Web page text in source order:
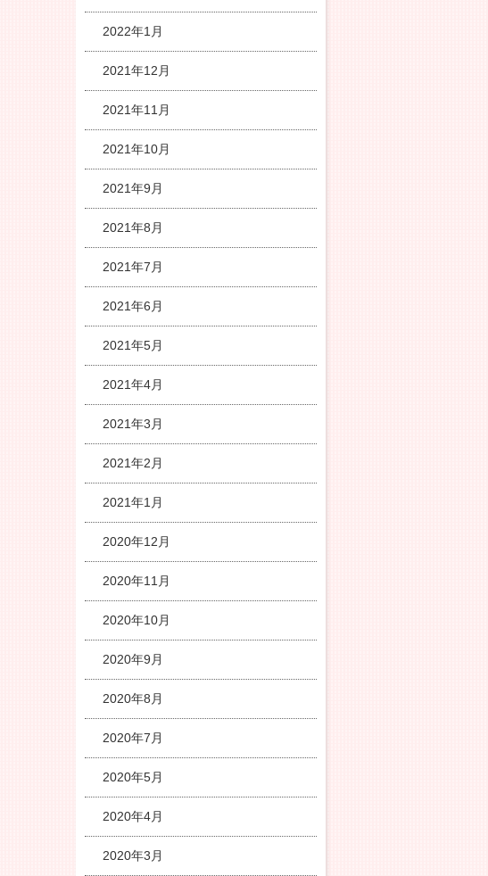
2022年1月
2021年12月
2021年11月
2021年10月
2021年9月
2021年8月
2021年7月
2021年6月
2021年5月
2021年4月
2021年3月
2021年2月
2021年1月
2020年12月
2020年11月
2020年10月
2020年9月
2020年8月
2020年7月
2020年5月
2020年4月
2020年3月